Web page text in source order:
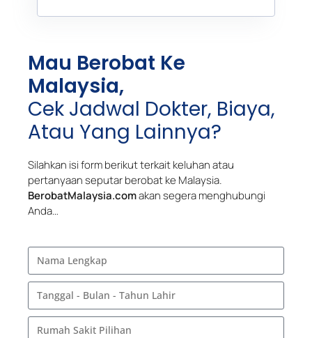
Mau Berobat Ke
Malaysia,
Cek Jadwal Dokter, Biaya,
Atau Yang Lainnya?
Silahkan isi form berikut terkait keluhan atau
pertanyaan seputar berobat ke Malaysia.
BerobatMalaysia.comakan segera menghubungi
Anda…